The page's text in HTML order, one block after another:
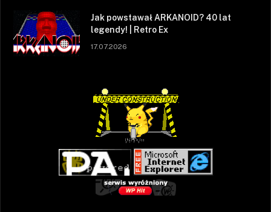
Jak powstawał ARKANOID? 40 lat
legendy! | Retro Ex
17.07.2026